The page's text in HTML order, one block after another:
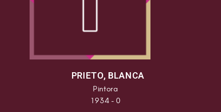
PRIETO, BLANCA
Pintora
1934 - 0